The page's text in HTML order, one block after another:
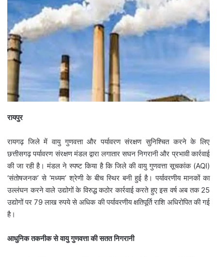
रायपुर
रायगढ़ जिले में वायु गुणवत्ता और पर्यावरण संरक्षण सुनिश्चित करने के लिए
छत्तीसगढ़ पर्यावरण संरक्षण मंडल द्वारा लगातार सघन निगरानी और प्रभावी कार्रवाई
की जा रही है। मंडल ने स्पष्ट किया है कि जिले की वायु गुणवत्ता सूचकांक (AQI)
‘संतोषजनक’ से ‘मध्यम’ श्रेणी के बीच स्थिर बनी हुई है। पर्यावरणीय मानकों का
उल्लंघन करने वाले उद्योगों के विरुद्ध कठोर कार्रवाई करते हुए इस वर्ष अब तक 25
उद्योगों पर 79 लाख रुपये से अधिक की पर्यावरणीय क्षतिपूर्ति राशि अधिरोपित की गई
है।
आधुनिक तकनीक से वायु गुणवत्ता की सतत निगरानी